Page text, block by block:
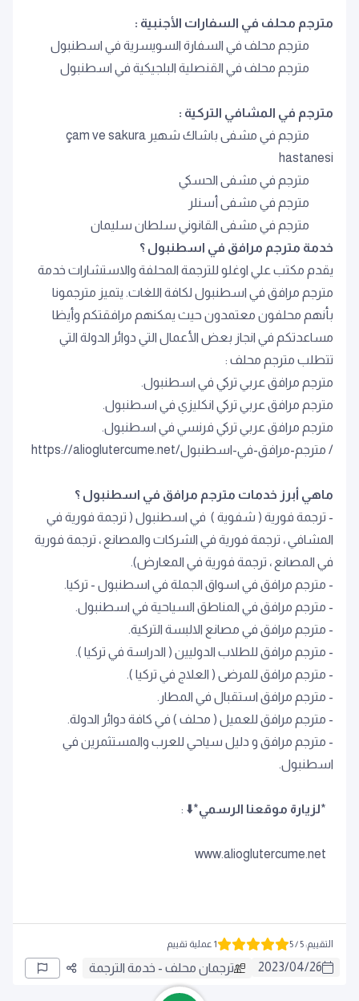
مترجم محلف في السفارات الأجنبية :
مترجم محلف في السفارة السويسرية في اسطنبول
مترجم محلف في القنصلية البلجيكية في اسطنبول
مترجم في المشافي التركية :
مترجم في مشفى باشاك شهير çam ve sakura
hastanesi
مترجم في مشفى الحسكي
مترجم في مشفى أسنلر
مترجم في مشفى القانوني سلطان سليمان
خدمة مترجم مرافق في اسطنبول ؟
يقدم مكتب علي اوغلو للترجمة المحلفة والاستشارات خدمة
مترجم مرافق في اسطنبول لكافة اللغات. يتميز مترجمونا
بأنهم محلفون معتمدون حيث يمكنهم مرافقتكم وأيظا
مساعدتكم في انجاز بعض الأعمال التي دوائر الدولة التي
تتطلب مترجم محلف :
مترجم مرافق عربي تركي في اسطنبول.
مترجم مرافق عربي تركي انكليزي في اسطنبول.
مترجم مرافق عربي تركي فرنسي في اسطنبول.
/ مترجم-مرافق-في-اسطنبول/https://alioglutercume.net
ماهي أبرز خدمات مترجم مرافق في اسطنبول ؟
- ترجمة فورية ( شفوية ) في اسطنبول ( ترجمة فورية في
المشافي ، ترجمة فورية في الشركات والمصانع ، ترجمة فورية
في المصانع ، ترجمة فورية في المعارض).
- مترجم مرافق في اسواق الجملة في اسطنبول - تركيا.
- مترجم مرافق في المناطق السياحية في اسطنبول.
- مترجم مرافق في مصانع الالبسة التركية.
- مترجم مرافق للطلاب الدوليين ( الدراسة في تركيا ).
- مترجم مرافق للمرضى ( العلاج في تركيا ).
- مترجم مرافق استقبال في المطار.
- مترجم مرافق للعميل ( محلف ) في كافة دوائر الدولة.
- مترجم مرافق و دليل سياحي للعرب والمستثمرين في
اسطنبول.
*لزيارة موقعنا الرسمي*⬇️ :
التقييم:
5
/ 5 1 عملية تقييم
2023/04/26 ترجمان محلف - خدمة الترجمة